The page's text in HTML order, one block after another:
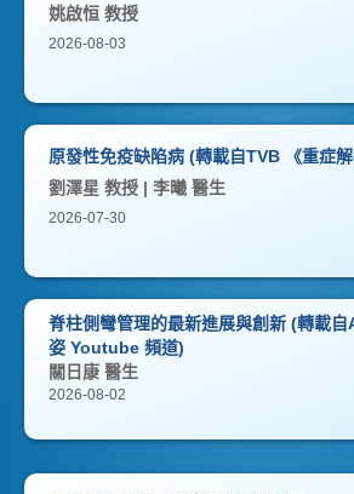
姚啟恒 教授
2026-08-03
原發性免疫缺陷病 (轉載自TVB 《重症
劉澤星 教授 | 李曦 醫生
2026-07-30
脊柱側彎管理的最新進展與創新 (轉載
姿 Youtube 頻道)
關日康 醫生
2026-08-02